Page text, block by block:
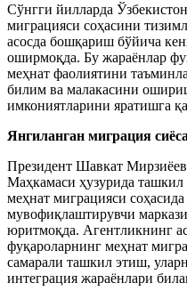
Сўнгги йилларда
миграцияси соҳасини
асосда бошқариш бўйича
оширмоқда. Бу жараёнлар
меҳнат фаолиятини
билим ва малакасини
имкониятларини яратишга
Янгиланган миграция
Президент Шавкат
Маҳкамаси ҳузурида ташкил
меҳнат миграцияси соҳасида
мувофиқлаштирувчи
юритмоқда. Агентликнинг
фуқароларнинг меҳнат
самарали ташкил этиш,
интеграция жараёнлари